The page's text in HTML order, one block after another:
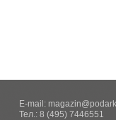
E-mail:
Тел.: 8 (495) 7446551